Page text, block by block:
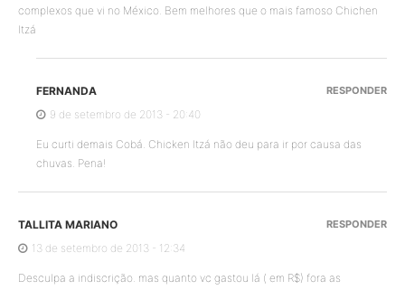
complexos que vi no México. Bem melhores que o mais famoso Chichen
Itzá
FERNANDA
9 de setembro de 2013 - 20:40
Eu curti demais Cobá. Chicken Itzá não deu para ir por causa das
chuvas. Pena!
RESPONDER
TALLITA MARIANO
13 de setembro de 2013 - 12:34
Desculpa a indiscrição. mas quanto vc gastou lá ( em R$) fora as
RESPONDER